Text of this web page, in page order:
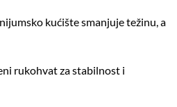
kućište smanjuje težinu, a
rukohvat za stabilnost i